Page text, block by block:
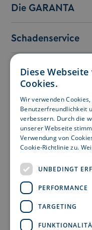
Die GARANTA
Schadenservice
Service
Besuchen Sie uns auf:
Diese
Cookies.
Wir verwenden
Benutzerfreundlichkeit
verbessern. Durch die
unserer Webseite
Verwendung von
Cookie-Richtlinie zu.
UNBEDINGT
PERFORMANCE
TARGETING